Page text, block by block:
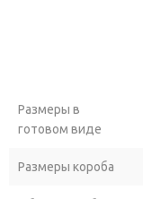
Размеры в
готовом виде
Размеры короба